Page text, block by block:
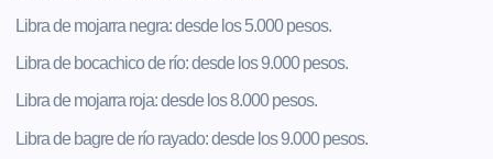
Libra de mojarra negra: desde los 5.000 pesos.
Libra de bocachico de río: desde los 9.000 pesos.
Libra de mojarra roja: desde los 8.000 pesos.
Libra de bagre de río rayado: desde los 9.000 pesos.